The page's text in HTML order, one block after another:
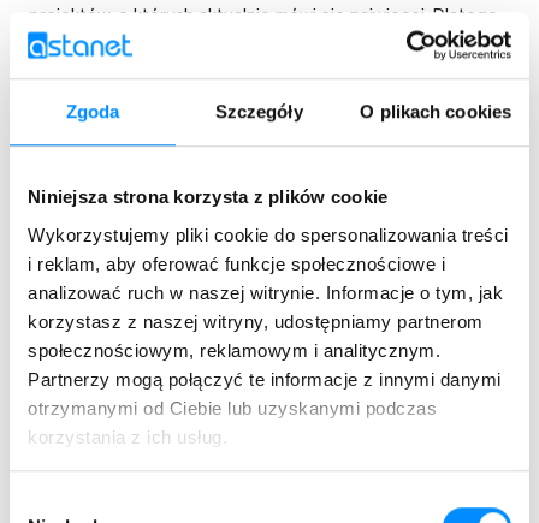
Zgoda Szczegóły O plikach cookies
Niniejsza strona korzysta z plików cookie
Wykorzystujemy pliki cookie do spersonalizowania treści
i reklam, aby oferować funkcje społecznościowe i
analizować ruch w naszej witrynie. Informacje o tym, jak
korzystasz z naszej witryny, udostępniamy partnerom
społecznościowym, reklamowym i analitycznym.
Partnerzy mogą połączyć te informacje z innymi danymi
otrzymanymi od Ciebie lub uzyskanymi podczas
korzystania z ich usług.
projektów, o których aktualnie mówi się najwięcej. Dlatego
Kanał Zero pojawił się w naszej ofercie już w dniu startu
wygodnych funkcji i rozrywki dopasowanej do Twojego
Sprawdź ofertę MeeVu i oglądaj telewizję na własnych
zasadach.
Jeśli chcesz wiedzieć więcej, nasi Doradcy chętnie
odpowiedzą na wszystkie pytania. Zadzwoń pod nr 67 350
90 00 lub odwiedź najbliższy salon.